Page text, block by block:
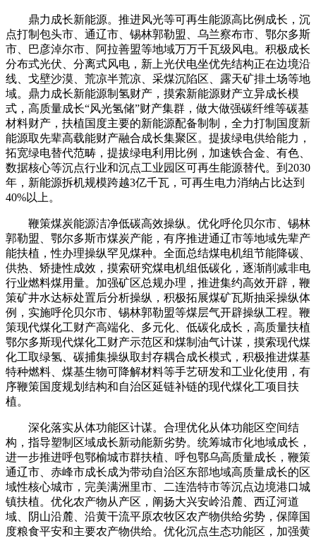
鼎力成长新能源。推进风光等可再生能源高比例成长，沉
点打制包头市、通辽市、锡林郭勒盟、乌兰察布市、鄂尔多斯
市、巴彦淖尔市、阿拉善盟等地域万万千瓦级风电。积极成长
分布式光伏、分离式风电，新上光伏电坐优先结构正在边境沿
线、戈壁沙漠、荒凉半荒凉、采煤沉陷区、露天矿排土场等地
域。鼎力成长新能源制氢财产，摸索新能源财产立异成长模
式，高质量成长“风光氢储”财产集群，做大做强碳纤维等碳基
材料财产，扶植国度主要的新能源配备制制，全力打制国度新
能源取先辈高载能财产融合成长集聚区。提拔绿电供给能力，
拓宽绿电替代范畴，提拔绿电利用比例，加速铁合金、有色、
数据核心等沉点行业和沉点工业园区可再生能源替代。到2030
年，新能源拆机规模跨越3亿千瓦，可再生电力消纳占比达到
40%以上。
鞭策煤炭能源洁净低碳高效操纵。优化呼伦贝尔市、锡林
郭勒盟、鄂尔多斯市煤炭产能，有序推进通辽市等地域先辈产
能扶植，性办理操纵罕见煤种。全面总结煤电机组节能降碳、
供热、矫捷性成效，摸索研究煤电机组低碳化，逐渐削减非电
行业燃料煤用量。加强矿区总规办理，推进集约高效开辟，鞭
策矿井水达标处置后分析操纵，积极拓展煤矿瓦斯抽采操纵体
例，实施呼伦贝尔市、锡林郭勒盟等煤层气开辟操纵工程。鞭
策现代煤化工财产高端化、多元化、低碳化成长，高质量扶植
鄂尔多斯现代煤化工财产示范区和煤制油气计谋，摸索现代煤
化工取绿氢、碳捕集操纵取封存耦合成长模式，积极推进煤基
特种燃料、煤基生物可降解材料等手艺研发和工业化使用，有
序鞭策国度规划结构和自治区延链补链的现代煤化工项目扶
植。
深化落实从体功能区计谋。合理优化从体功能区空间结
构，指导塑制区域成长新动能新劣势。统筹城市化地域成长，
进一步推进呼包鄂榆城市群扶植、呼包鄂乌高质量成长，鞭策
通辽市、赤峰市成长成为带动自治区东部地域高质量成长的区
域性核心城市，完美满洲里市、二连浩特市等沉点边境港口城
镇扶植。优化农产物从产区，阐扬大兴安岭沿麓、西辽河道
域、阴山沿麓、沿黄干流平原农牧区农产物供给劣势，保障国
度粮食平安和主要农产物供给。优化沉点生态功能区，加强黄